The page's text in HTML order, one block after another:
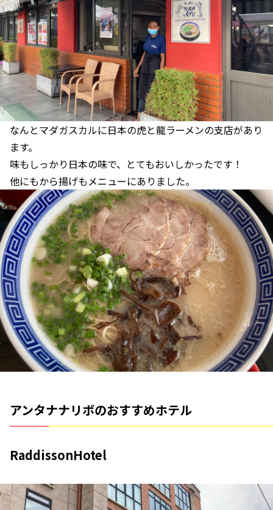
なんとマダガスカルに日本の虎と龍ラーメンの支店があり
ます。
味もしっかり日本の味で、とてもおいしかったです！
他にもから揚げもメニューにありました。
アンタナナリボのおすすめホテル
RaddissonHotel